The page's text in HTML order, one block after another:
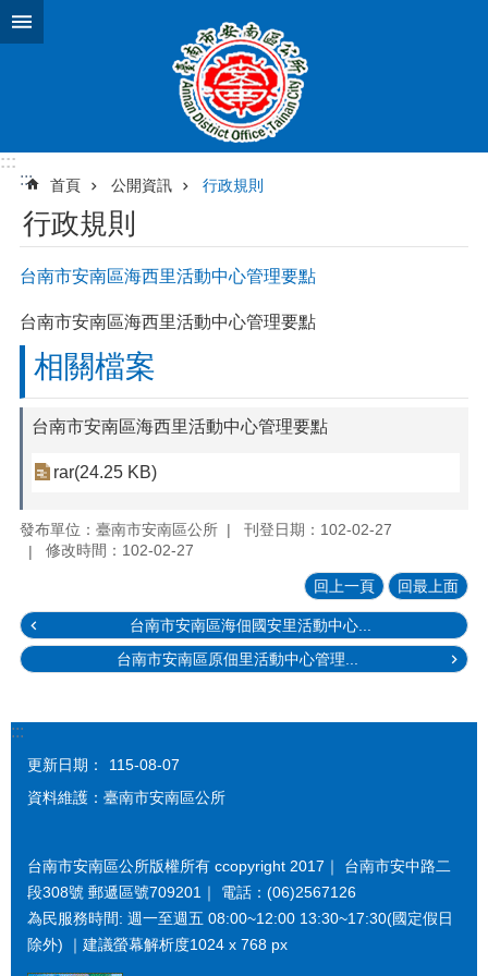
跳到主要內容區塊
:::
:::
首頁 公開資訊 行政規則
行政規則
台南市安南區海西里活動中心管理要點
台南市安南區海西里活動中心管理要點
相關檔案
台南市安南區海西里活動中心管理要點
rar(24.25 KB)
發布單位：臺南市安南區公所
刊登日期：102-02-27
修改時間：102-02-27
回上一頁 回最上面
台南市安南區海佃國安里活動中心...
台南市安南區原佃里活動中心管理...
:::
更新日期：
115-08-07
資料維護：臺南市安南區公所
台南市安南區公所版權所有 ccopyright 2017｜ 台南市安中路二
段308號 郵遞區號709201｜ 電話：(06)2567126
為民服務時間: 週一至週五 08:00~12:00 13:30~17:30(國定假日
除外) ｜建議螢幕解析度1024 x 768 px